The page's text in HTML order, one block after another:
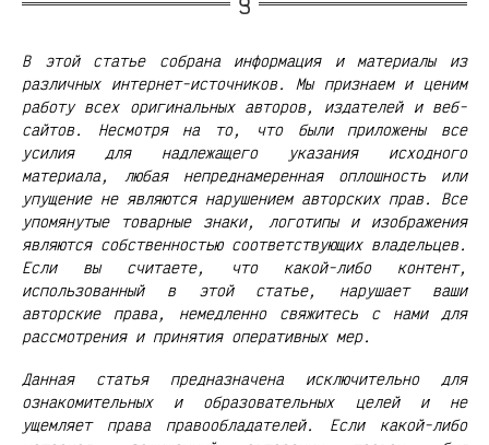
В этой статье собрана информация и материалы из
различных интернет-источников. Мы признаем и ценим
работу всех оригинальных авторов, издателей и веб-
сайтов. Несмотря на то, что были приложены все
усилия для надлежащего указания исходного
материала, любая непреднамеренная оплошность или
упущение не являются нарушением авторских прав. Все
упомянутые товарные знаки, логотипы и изображения
являются собственностью соответствующих владельцев.
Если вы считаете, что какой-либо контент,
использованный в этой статье, нарушает ваши
авторские права, немедленно свяжитесь с нами для
рассмотрения и принятия оперативных мер.
Данная статья предназначена исключительно для
ознакомительных и образовательных целей и не
ущемляет права правообладателей. Если какой-либо